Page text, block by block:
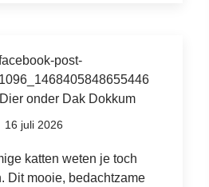
16 juli 2026
katten weten je toch
Dit mooie, bedachtzame